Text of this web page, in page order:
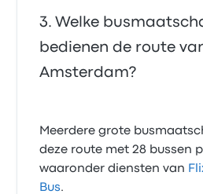
Welke
bedienen de route
Amsterdam?
Meerdere grote
deze route met 28 bussen
waaronder diensten van
Bus.